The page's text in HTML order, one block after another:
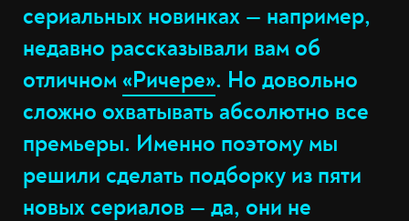
сериальных новинках — например,
недавно рассказывали вам об
отличном«Ричере». Но довольно
сложно охватывать абсолютно все
премьеры. Именно поэтому мы
решили сделать подборку из пяти
новых сериалов — да, они не